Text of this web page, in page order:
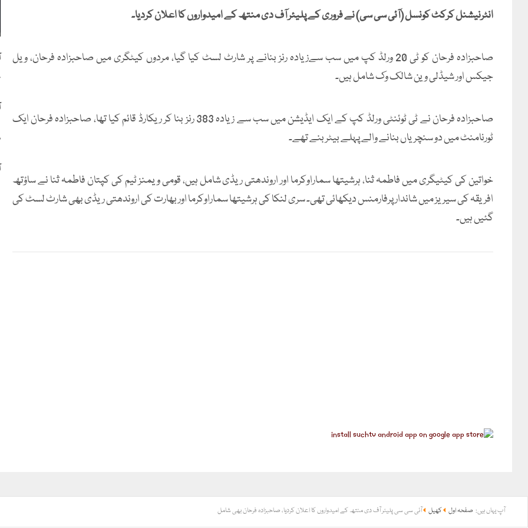
انٹرنیشنل کرکٹ کونسل (آئی سی سی) نے فروری کے پلیئر آف دی منتھ کے امیدواروں کا اعلان کردیا۔
صاحبزادہ فرحان کو ٹی 20 ورلڈ کپ میں سب سےزیادہ رنز بنانے پر شارٹ لسٹ کیا گیا، مردوں کیٹگری میں صاحبزادہ فرحان، ویل
جیکس اور شیڈلی وین شالک وک شامل ہیں۔
صاحبزادہ فرحان نے ٹی ٹوئنٹی ورلڈ کپ کے ایک ایڈیشن میں سب سے زیادہ 383 رنز بنا کر ریکارڈ قائم کیا تھا، صاحبزادہ فرحان ایک
ٹورنامنٹ میں دو سنچریاں بنانے والے پہلے بیٹر بنے تھے۔
خواتین کی کیٹیگری میں فاطمہ ثنا، ہرشیتھا سماراوکرما اور اروندھتی ریڈی شامل ہیں، قومی ویمنز ٹیم کی کپتان فاطمہ ثنا نے ساؤتھ
افریقہ کی سیریز میں شاندار پرفارمنس دیکھائی تھی۔ سری لنکا کی ہرشیتھا سماراوکرما اور بھارت کی اروندھتی ریڈی بھی شارٹ لسٹ کی
گئیں ہیں۔
آپ یہاں ہیں: صفحہ اول کھیل آئی سی سی پلیئر آف دی منتھ کے امیدواروں کا اعلان کردیا، صاحبزادہ فرحان بھی شامل